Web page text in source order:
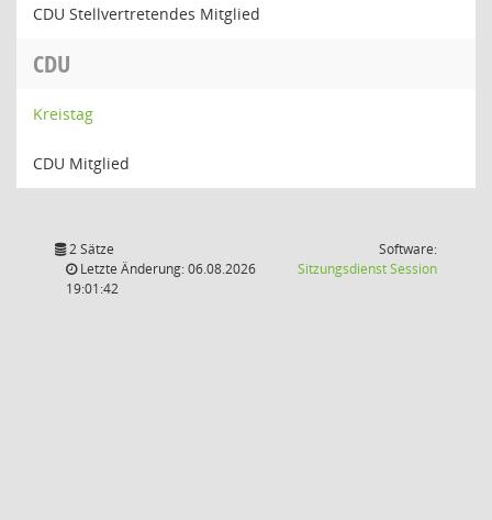
CDU Stellvertretendes Mitglied
CDU
Kreistag
CDU Mitglied
2 Sätze
Letzte Änderung: 06.08.2026
19:01:42
Software:
SitzungsdienstSession(Wird in